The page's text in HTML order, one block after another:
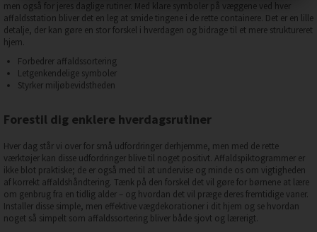
men også for jeres daglige rutiner. Med klare symboler på væggene ved hver
affaldsstation bliver det en leg at smide tingene i de rette containere. Det er en lille
detalje, der kan gøre en stor forskel i hverdagen og bidrage til et mere struktureret
hjem.
Forbedrer affaldssortering
Letgenkendelige symboler
Styrker miljøbevidstheden
Forestil dig enklere hverdagsrutiner
Hver dag står vi over for små udfordringer derhjemme, men med de rette
værktøjer kan disse udfordringer blive til noget positivt. Affaldspiktogrammer er
ikke blot praktiske; de er også med til at undervise og minde os om vigtigheden
af korrekt affaldshåndtering. Tænk på den forskel det vil gøre for børnene at lære
om genbrug fra en tidlig alder – og hvordan det vil præge deres fremtidige vaner.
Installer disse simple, men effektive vægdekorationer i dit hjem og se hvordan
noget så simpelt som affaldssortering bliver både sjovt og lærerigt.